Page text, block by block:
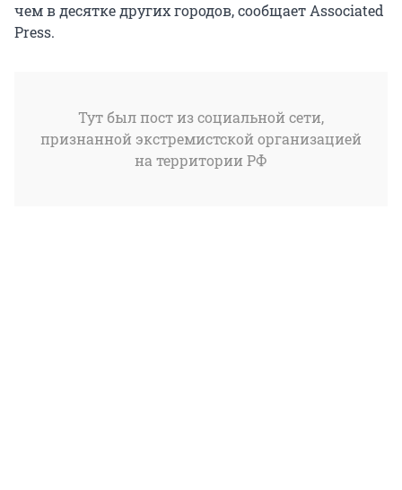
чем в десятке других городов, сообщает Associated
Press.
Тут был пост из социальной сети,
признанной экстремистской организацией
на территории РФ